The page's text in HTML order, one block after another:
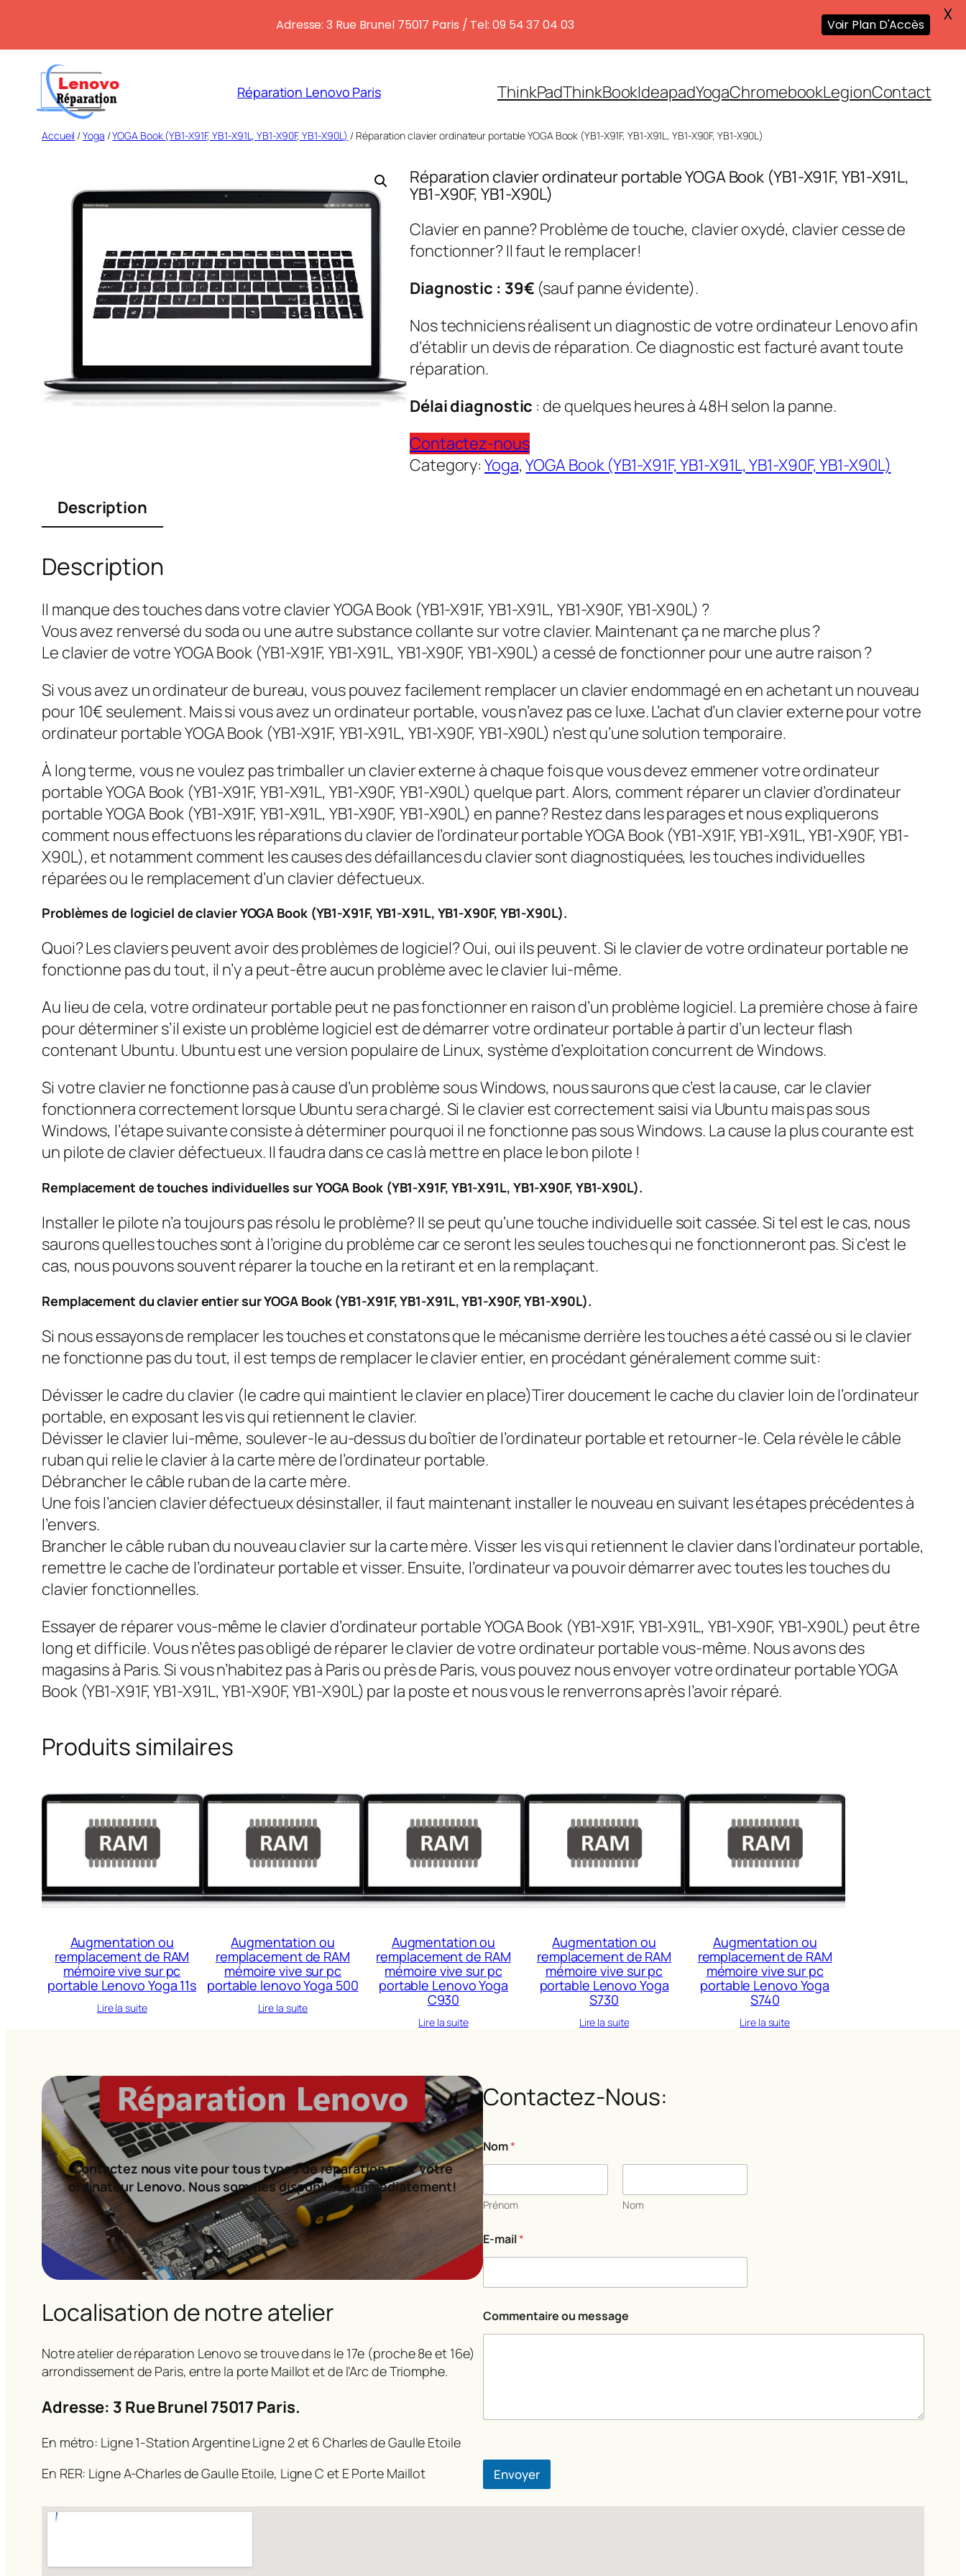
contenu
Réparation Lenovo Paris ThinkPadThinkBookIdeapadYogaChromebookLegionContact
Accueil /Yoga /YOGA Book (YB1-X91F, YB1-X91L, YB1-X90F, YB1-X90L) / Réparation clavier ordinateur portable YOGA Book (YB1-X91F, YB1-X91L, YB1-X90F, YB1-X90L)
Réparation clavier ordinateur portable YOGA Book (YB1-X91F, YB1-X91L,
YB1-X90F, YB1-X90L)
Clavier en panne? Problème de touche, clavier oxydé, clavier cesse de
fonctionner? Il faut le remplacer!
Diagnostic : 39€ (sauf panne évidente).
Nos techniciens réalisent un diagnostic de votre ordinateur Lenovo afin
d’établir un devis de réparation. Ce diagnostic est facturé avant toute
réparation.
Délai diagnostic : de quelques heures à 48H selon la panne.
Contactez-nous
Category:Yoga, YOGA Book (YB1-X91F, YB1-X91L, YB1-X90F, YB1-X90L)
Description
Description
Il manque des touches dans votre clavier YOGA Book (YB1-X91F, YB1-X91L, YB1-X90F, YB1-X90L) ?
Vous avez renversé du soda ou une autre substance collante sur votre clavier. Maintenant ça ne marche plus ?
Le clavier de votre YOGA Book (YB1-X91F, YB1-X91L, YB1-X90F, YB1-X90L) a cessé de fonctionner pour une autre raison ?
Si vous avez un ordinateur de bureau, vous pouvez facilement remplacer un clavier endommagé en en achetant un nouveau
pour 10€ seulement. Mais si vous avez un ordinateur portable, vous n’avez pas ce luxe. L’achat d’un clavier externe pour votre
ordinateur portable YOGA Book (YB1-X91F, YB1-X91L, YB1-X90F, YB1-X90L) n’est qu’une solution temporaire.
À long terme, vous ne voulez pas trimballer un clavier externe à chaque fois que vous devez emmener votre ordinateur
portable YOGA Book (YB1-X91F, YB1-X91L, YB1-X90F, YB1-X90L) quelque part. Alors, comment réparer un clavier d’ordinateur
portable YOGA Book (YB1-X91F, YB1-X91L, YB1-X90F, YB1-X90L) en panne? Restez dans les parages et nous expliquerons
comment nous effectuons les réparations du clavier de l’ordinateur portable YOGA Book (YB1-X91F, YB1-X91L, YB1-X90F, YB1-
X90L), et notamment comment les causes des défaillances du clavier sont diagnostiquées, les touches individuelles
réparées ou le remplacement d’un clavier défectueux.
Problèmes de logiciel de clavier YOGA Book (YB1-X91F, YB1-X91L, YB1-X90F, YB1-X90L).
Quoi? Les claviers peuvent avoir des problèmes de logiciel? Oui, oui ils peuvent. Si le clavier de votre ordinateur portable ne
fonctionne pas du tout, il n’y a peut-être aucun problème avec le clavier lui-même.
Au lieu de cela, votre ordinateur portable peut ne pas fonctionner en raison d’un problème logiciel. La première chose à faire
pour déterminer s’il existe un problème logiciel est de démarrer votre ordinateur portable à partir d’un lecteur flash
contenant Ubuntu. Ubuntu est une version populaire de Linux, système d’exploitation concurrent de Windows.
Si votre clavier ne fonctionne pas à cause d’un problème sous Windows, nous saurons que c’est la cause, car le clavier
fonctionnera correctement lorsque Ubuntu sera chargé. Si le clavier est correctement saisi via Ubuntu mais pas sous
Windows, l’étape suivante consiste à déterminer pourquoi il ne fonctionne pas sous Windows. La cause la plus courante est
un pilote de clavier défectueux. Il faudra dans ce cas là mettre en place le bon pilote !
Remplacement de touches individuelles sur YOGA Book (YB1-X91F, YB1-X91L, YB1-X90F, YB1-X90L).
Installer le pilote n’a toujours pas résolu le problème? Il se peut qu’une touche individuelle soit cassée. Si tel est le cas, nous
saurons quelles touches sont à l’origine du problème car ce seront les seules touches qui ne fonctionneront pas. Si c’est le
cas, nous pouvons souvent réparer la touche en la retirant et en la remplaçant.
Remplacement du clavier entier sur YOGA Book (YB1-X91F, YB1-X91L, YB1-X90F, YB1-X90L).
Si nous essayons de remplacer les touches et constatons que le mécanisme derrière les touches a été cassé ou si le clavier
ne fonctionne pas du tout, il est temps de remplacer le clavier entier, en procédant généralement comme suit:
Dévisser le cadre du clavier (le cadre qui maintient le clavier en place)Tirer doucement le cache du clavier loin de l’ordinateur
portable, en exposant les vis qui retiennent le clavier.
Dévisser le clavier lui-même, soulever-le au-dessus du boîtier de l’ordinateur portable et retourner-le. Cela révèle le câble
ruban qui relie le clavier à la carte mère de l’ordinateur portable.
Débrancher le câble ruban de la carte mère.
Une fois l’ancien clavier défectueux désinstaller, il faut maintenant installer le nouveau en suivant les étapes précédentes à
l’envers.
Brancher le câble ruban du nouveau clavier sur la carte mère. Visser les vis qui retiennent le clavier dans l’ordinateur portable,
remettre le cache de l’ordinateur portable et visser. Ensuite, l’ordinateur va pouvoir démarrer avec toutes les touches du
clavier fonctionnelles.
Essayer de réparer vous-même le clavier d’ordinateur portable YOGA Book (YB1-X91F, YB1-X91L, YB1-X90F, YB1-X90L) peut être
long et difficile. Vous n’êtes pas obligé de réparer le clavier de votre ordinateur portable vous-même. Nous avons des
magasins à Paris. Si vous n’habitez pas à Paris ou près de Paris, vous pouvez nous envoyer votre ordinateur portable YOGA
Book (YB1-X91F, YB1-X91L, YB1-X90F, YB1-X90L) par la poste et nous vous le renverrons après l’avoir réparé.
Produits similaires
Augmentation ou
remplacement de RAM
mémoire vive sur pc
portable Lenovo Yoga 11s
Lire la suite
Augmentation ou
remplacement de RAM
mémoire vive sur pc
portable lenovo Yoga 500
Lire la suite
Augmentation ou
remplacement de RAM
mémoire vive sur pc
portable Lenovo Yoga
C930
Lire la suite
Augmentation ou
remplacement de RAM
mémoire vive sur pc
portable Lenovo Yoga
S730
Lire la suite
Augmentation ou
remplacement de RAM
mémoire vive sur pc
portable Lenovo Yoga
S740
Lire la suite
Contactez nous vite pour tous types de réparation pour votre
ordinateur Lenovo. Nous sommes disponibles immédiatement!
Localisation de notre atelier
Notre atelier de réparation Lenovo se trouve dans le 17e (proche 8e et 16e)
arrondissement de Paris, entre la porte Maillot et de l’Arc de Triomphe.
Adresse: 3 Rue Brunel 75017 Paris.
En métro: Ligne 1-Station Argentine Ligne 2 et 6 Charles de Gaulle Etoile
En RER: Ligne A-Charles de Gaulle Etoile, Ligne C et E Porte Maillot
Contactez-Nous:
Nom*
Prénom Nom
-
m
i
*
o
u
E-mail*
Commentaire ou message
Envoyer
Adresse: 3 Rue Brunel 75017 Paris / Tel: 09 54 37 04 03 Voir Plan D'Accès X